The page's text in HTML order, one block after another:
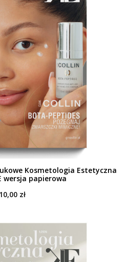
Kosmetologia Estetyczna
wersja papierowa
10,00 zł